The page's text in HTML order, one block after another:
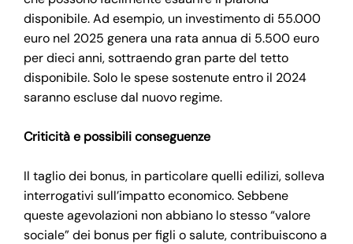
disponibile. Ad esempio, un investimento di 55.000
euro nel 2025 genera una rata annua di 5.500 euro
per dieci anni, sottraendo gran parte del tetto
disponibile. Solo le spese sostenute entro il 2024
saranno escluse dal nuovo regime.
Criticità e possibili conseguenze
Il taglio dei bonus, in particolare quelli edilizi, solleva
interrogativi sull’impatto economico. Sebbene
queste agevolazioni non abbiano lo stesso “valore
sociale” dei bonus per figli o salute, contribuiscono a